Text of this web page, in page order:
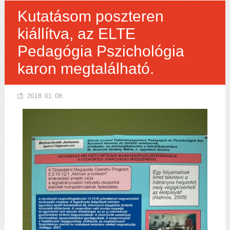
Kutatásom poszteren
kiállítva, az ELTE
Pedagógia Pszichológia
karon megtalálható.
2018. 01. 08.